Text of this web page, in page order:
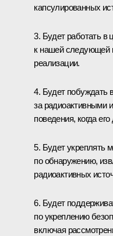
капсулированных
3. Будет работать в
к нашей следующей
реализации.
4. Будет побуждать
за радиоактивными
поведения, когда
5. Будет укреплять
по обнаружению,
радиоактивных
6. Будет
по укреплению
включая